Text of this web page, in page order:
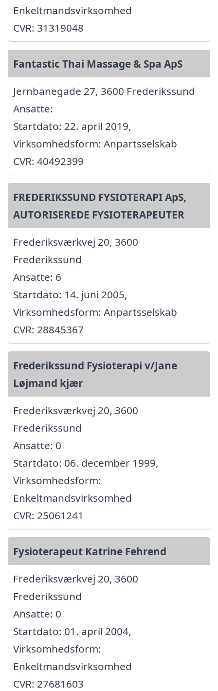
Enkeltmandsvirksomhed
CVR: 31319048
Fantastic Thai Massage & Spa ApS
Jernbanegade 27, 3600 Frederikssund
Ansatte:
Startdato: 22. april 2019,
Virksomhedsform: Anpartsselskab
CVR: 40492399
FREDERIKSSUND FYSIOTERAPI ApS,
AUTORISEREDE FYSIOTERAPEUTER
Frederiksværkvej 20, 3600
Frederikssund
Ansatte: 6
Startdato: 14. juni 2005,
Virksomhedsform: Anpartsselskab
CVR: 28845367
Frederikssund Fysioterapi v/Jane
Løjmand kjær
Frederiksværkvej 20, 3600
Frederikssund
Ansatte: 0
Startdato: 06. december 1999,
Virksomhedsform:
Enkeltmandsvirksomhed
CVR: 25061241
Fysioterapeut Katrine Fehrend
Frederiksværkvej 20, 3600
Frederikssund
Ansatte: 0
Startdato: 01. april 2004,
Virksomhedsform:
Enkeltmandsvirksomhed
CVR: 27681603